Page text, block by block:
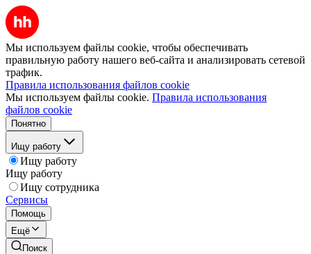
Мы используем файлы cookie, чтобы обеспечивать
правильную работу нашего веб-сайта и анализировать сетевой
трафик.
Правила использования файлов cookie
Мы используем файлы cookie. Правила использования
файлов cookie
Понятно
Ищу работу
Ищу работу
Ищу работу
Ищу сотрудника
Сервисы
Помощь
Ещё
Поиск